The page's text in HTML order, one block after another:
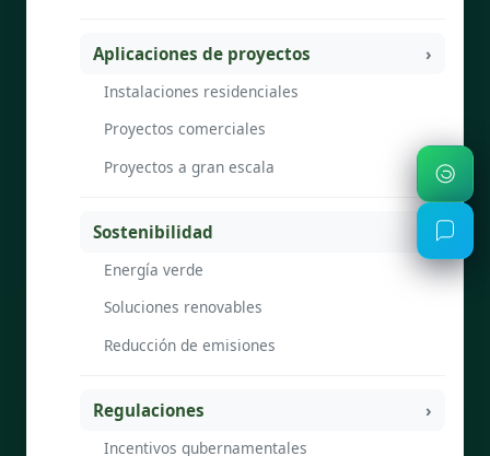
Aplicaciones de proyectos
Instalaciones residenciales
Proyectos comerciales
Proyectos a gran escala
Sostenibilidad
Energía verde
Soluciones renovables
Reducción de emisiones
Regulaciones
Incentivos gubernamentales